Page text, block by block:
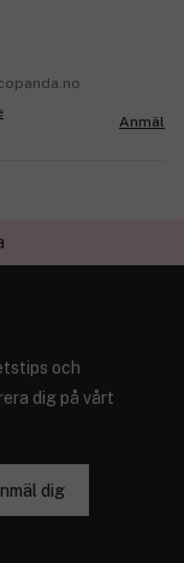
Anmäl
och
dig på vårt
dig